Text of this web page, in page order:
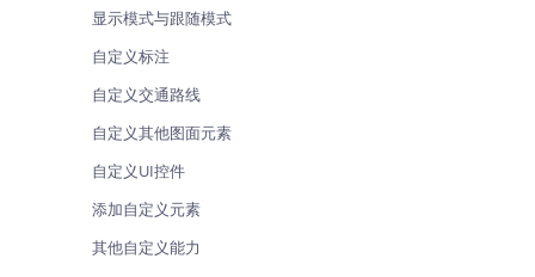
显示模式与跟随模式
自定义标注
自定义交通路线
自定义其他图面元素
自定义UI控件
添加自定义元素
其他自定义能力